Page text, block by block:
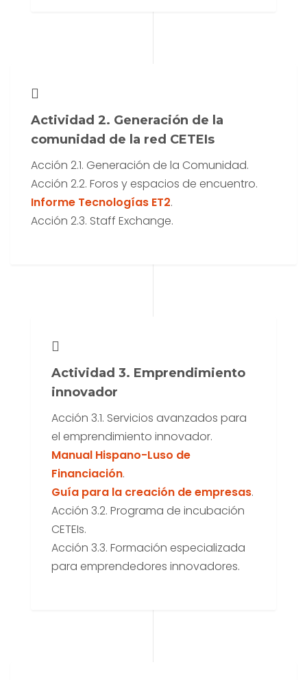
Actividad 2. Generación de la
comunidad de la red CETEIs
Acción 2.1. Generación de la Comunidad.
Acción 2.2. Foros y espacios de encuentro.
Informe Tecnologías ET2.
Acción 2.3. Staff Exchange.
Actividad 3. Emprendimiento
innovador
Acción 3.1. Servicios avanzados para
el emprendimiento innovador.
Manual Hispano-Luso de
Financiación.
Guía para la creación de empresas.
Acción 3.2. Programa de incubación
CETEIs.
Acción 3.3. Formación especializada
para emprendedores innovadores.